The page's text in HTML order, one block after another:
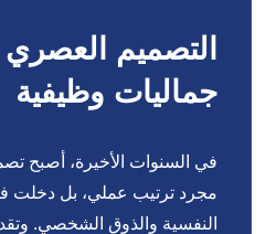
التصميم
جماليات وظيفية
في السنوات الأخيرة، أصبح
مجرد ترتيب عملي، بل دخلت
النفسية والذوق الشخصي.